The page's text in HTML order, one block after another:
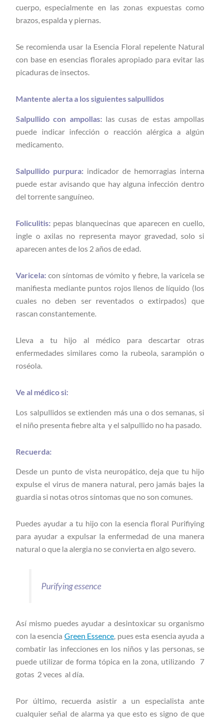
cuerpo, especialmente en las zonas expuestas como
brazos, espalda y piernas.
Se recomienda usar la Esencia Floral repelente Natural
con base en esencias florales apropiado para evitar las
picaduras de insectos.
Mantente alerta a los siguientes salpullidos
Salpullido con ampollas: las cusas de estas ampollas
puede indicar infección o reacción alérgica a algún
medicamento.
Salpullido purpura: indicador de hemorragias interna
puede estar avisando que hay alguna infección dentro
del torrente sanguíneo.
Foliculitis: pepas blanquecinas que aparecen en cuello,
ingle o axilas no representa mayor gravedad, solo si
aparecen antes de los 2 años de edad.
Varicela: con síntomas de vómito y fiebre, la varicela se
manifiesta mediante puntos rojos llenos de líquido (los
cuales no deben ser reventados o extirpados) que
rascan constantemente.
Lleva a tu hijo al médico para descartar otras
enfermedades similares como la rubeola, sarampión o
roséola.
Ve al médico si:
Los salpullidos se extienden más una o dos semanas, si
el niño presenta fiebre alta y el salpullido no ha pasado.
Recuerda:
Desde un punto de vista neuropático, deja que tu hijo
expulse el virus de manera natural, pero jamás bajes la
guardia si notas otros síntomas que no son comunes.
Puedes ayudar a tu hijo con la esencia floral Purifiying
para ayudar a expulsar la enfermedad de una manera
natural o que la alergia no se convierta en algo severo.
Purifying essence
Así mismo puedes ayudar a desintoxicar su organismo
con la esencia Green Essence, pues esta esencia ayuda a
combatir las infecciones en los niños y las personas, se
puede utilizar de forma tópica en la zona, utilizando 7
gotas 2 veces al día.
Por último, recuerda asistir a un especialista ante
cualquier señal de alarma ya que esto es signo de que